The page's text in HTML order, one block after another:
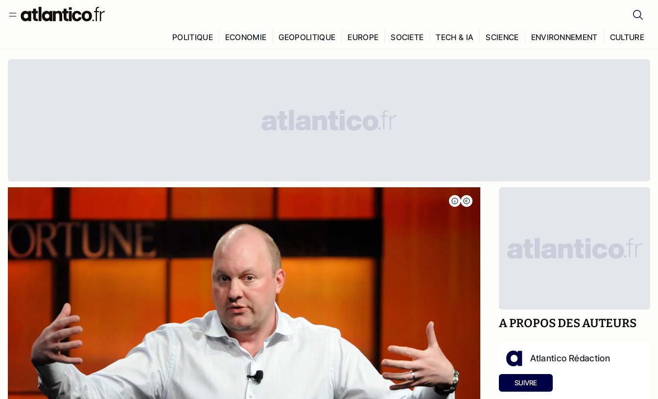
POLITIQUE ECONOMIE GEOPOLITIQUE EUROPE SOCIETE TECH & IA SCIENCE ENVIRONNEMENT CULTURE
A PROPOS DES AUTEURS
Atlantico Rédaction
SUIVRE